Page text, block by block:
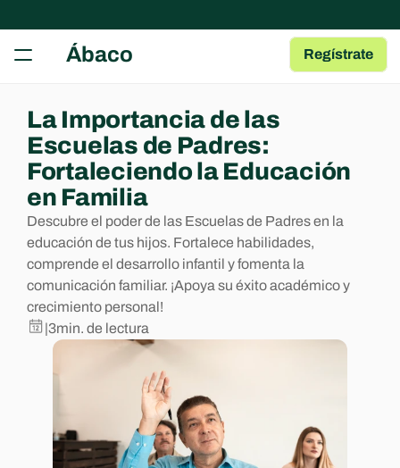
La Importancia de las
Escuelas de Padres:
Fortaleciendo la Educación
en Familia
Descubre el poder de las Escuelas de Padres en la
educación de tus hijos. Fortalece habilidades,
comprende el desarrollo infantil y fomenta la
comunicación familiar. ¡Apoya su éxito académico y
crecimiento personal!
|3min. de lectura
Ábaco Herramientas gratuitas
Guía para AMPAs
Aprende a gestionar una AMPA
Centro de Ayuda
Artículos y Guías sobre las Apps
Blog
Contenido de interés para AMPAs
COMMUNITY
Join
Experts
Regístrate